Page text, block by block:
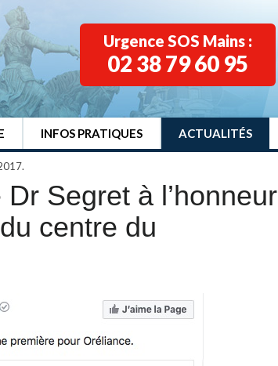
Urgence SOS Mains :
02 38 79 60 95
INFOS PRATIQUES ACTUALITÉS
Segret à l’honneur
centre du